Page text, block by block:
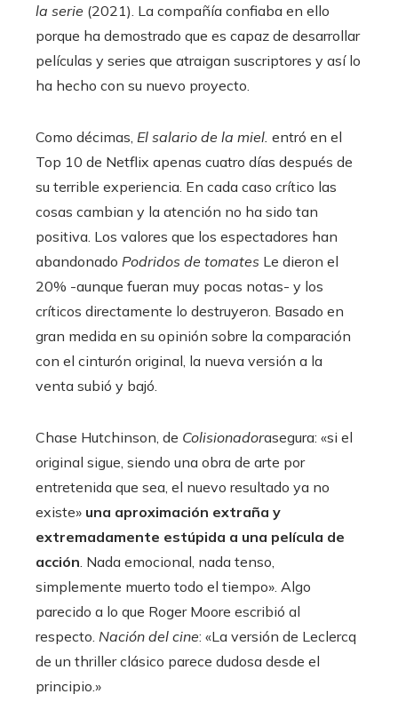
la serie (2021). La compañía confiaba en ello
porque ha demostrado que es capaz de desarrollar
películas y series que atraigan suscriptores y así lo
ha hecho con su nuevo proyecto.
Como décimas, El salario de la miel. entró en el
Top 10 de Netflix apenas cuatro días después de
su terrible experiencia. En cada caso crítico las
cosas cambian y la atención no ha sido tan
positiva. Los valores que los espectadores han
abandonado Podridos de tomates Le dieron el
20% -aunque fueran muy pocas notas- y los
críticos directamente lo destruyeron. Basado en
gran medida en su opinión sobre la comparación
con el cinturón original, la nueva versión a la
venta subió y bajó.
Chase Hutchinson, de Colisionadorasegura: «si el
original sigue, siendo una obra de arte por
entretenida que sea, el nuevo resultado ya no
existe» una aproximación extraña y
extremadamente estúpida a una película de
acción . Nada emocional, nada tenso,
simplemente muerto todo el tiempo». Algo
parecido a lo que Roger Moore escribió al
respecto. Nación del cine: «La versión de Leclercq
de un thriller clásico parece dudosa desde el
principio.»